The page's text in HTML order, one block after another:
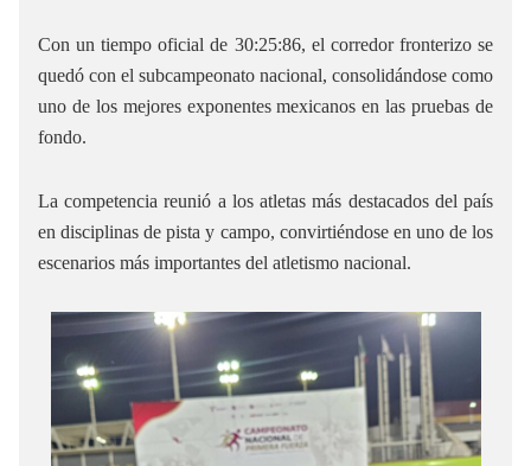
Con un tiempo oficial de 30:25:86, el corredor fronterizo se
quedó con el subcampeonato nacional, consolidándose como
uno de los mejores exponentes mexicanos en las pruebas de
fondo.
La competencia reunió a los atletas más destacados del país
en disciplinas de pista y campo, convirtiéndose en uno de los
escenarios más importantes del atletismo nacional.